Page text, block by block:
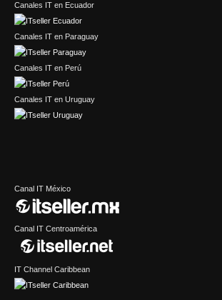
Canales IT en Ecuador
Canales IT en Paraguay
Canales IT en Perú
Canales IT en Uruguay
Canal IT México
Canal IT Centroamérica
IT Channel Caribbean